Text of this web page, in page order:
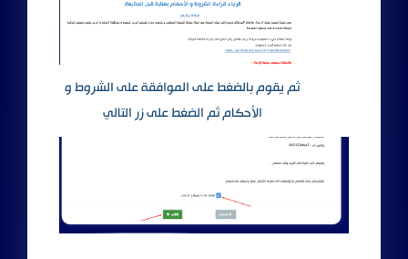
ثم يقوم بالضغط على الموافقة على الشروط و
الأحكام ثم الضغط على زر التالي